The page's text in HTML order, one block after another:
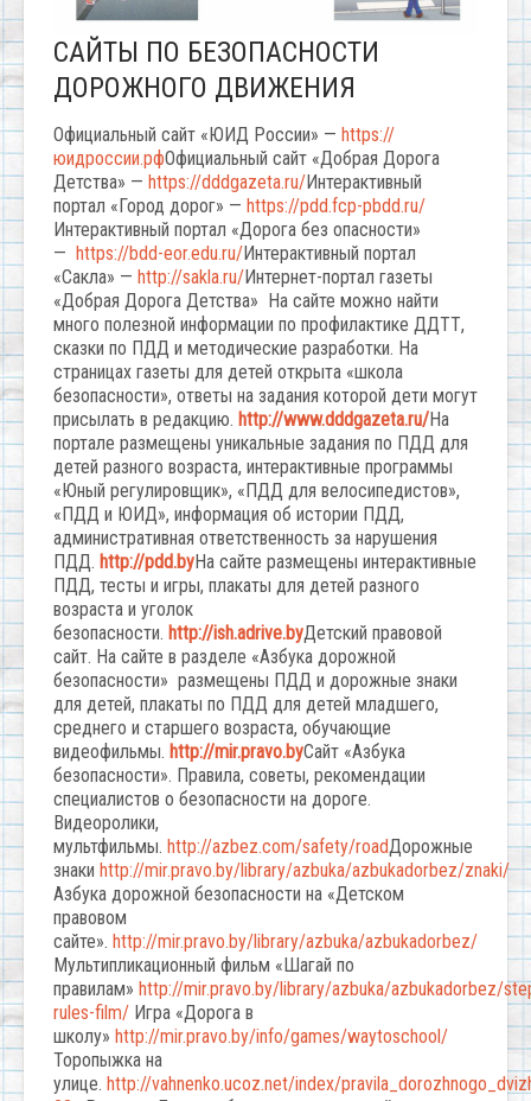
САЙТЫ ПО БЕЗОПАСНОСТИ
ДОРОЖНОГО ДВИЖЕНИЯ
Официальный сайт «ЮИД России» — https://
юидроссии.рфОфициальный сайт «Добрая Дорога
Детства» — https://dddgazeta.ru/Интерактивный
портал «Город дорог» — https://pdd.fcp-pbdd.ru/
Интерактивный портал «Дорога без опасности»
— https://bdd-eor.edu.ru/Интерактивный портал
«Сакла» — http://sakla.ru/Интернет-портал газеты
«Добрая Дорога Детства» На сайте можно найти
много полезной информации по профилактике ДДТТ,
сказки по ПДД и методические разработки. На
страницах газеты для детей открыта «школа
безопасности», ответы на задания которой дети могут
присылать в редакцию. http://www.dddgazeta.ru/На
портале размещены уникальные задания по ПДД для
детей разного возраста, интерактивные программы
«Юный регулировщик», «ПДД для велосипедистов»,
«ПДД и ЮИД», информация об истории ПДД,
административная ответственность за нарушения
ПДД. http://pdd.byНа сайте размещены интерактивные
ПДД, тесты и игры, плакаты для детей разного
возраста и уголок
безопасности. http://ish.adrive.byДетский правовой
сайт. На сайте в разделе «Азбука дорожной
безопасности» размещены ПДД и дорожные знаки
для детей, плакаты по ПДД для детей младшего,
среднего и старшего возраста, обучающие
видеофильмы. http://mir.pravo.byСайт «Азбука
безопасности». Правила, советы, рекомендации
специалистов о безопасности на дороге.
Видеоролики,
мультфильмы. http://azbez.com/safety/roadДорожные
знаки http://mir.pravo.by/library/azbuka/azbukadorbez/znaki/
Азбука дорожной безопасности на «Детском
правовом
сайте». http://mir.pravo.by/library/azbuka/azbukadorbez/
Мультипликационный фильм «Шагай по
правилам» http://mir.pravo.by/library/azbuka/azbukadorbez/
rules-film/ Игра «Дорога в
школу» http://mir.pravo.by/info/games/waytoschool/
Торопыжка на
улице. http://vahnenko.ucoz.net/index/